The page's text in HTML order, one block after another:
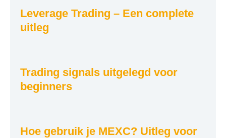
Leverage Trading – Een complete
uitleg
Trading signals uitgelegd voor
beginners
Hoe gebruik je MEXC? Uitleg voor